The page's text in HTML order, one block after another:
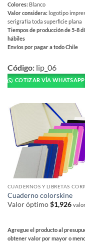
Colores: Blanco
Valor considera: logotipo
serigrafía toda superficie plana
Tiempos de producción de 5-8
hábiles
Envíos por pagar a todo Chile
producto
tiene
múltiples
Las
opciones
se
pueden
elegir
de
producto
Código: lip_06
COTIZAR VÍA WHATSAPP
Cuaderno colorskine
Valor óptimo$1,926
Agregue el producto al
obtener valor por mayor o